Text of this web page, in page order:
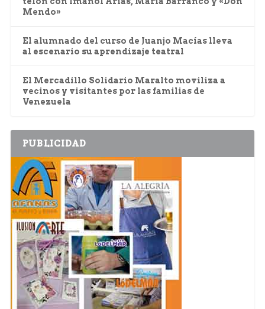
Mendo»
El alumnado del curso de Juanjo Macías lleva
al escenario su aprendizaje teatral
El Mercadillo Solidario Maralto moviliza a
vecinos y visitantes por las familias de
Venezuela
PUBLICIDAD